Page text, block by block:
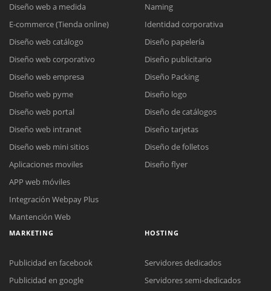
Diseño web a medida
E-commerce (Tienda online)
Diseño web catálogo
Diseño web corporativo
Diseño web empresa
Diseño web pyme
Diseño web portal
Diseño web intranet
Diseño web mini sitios
Aplicaciones moviles
APP web móviles
Integración Webpay Plus
Mantención Web
Naming
Identidad corporativa
Diseño papelería
Diseño publicitario
Diseño Packing
Diseño logo
Diseño de catálogos
Diseño tarjetas
Diseño de folletos
Diseño flyer
MARKETING
Publicidad en facebook
Publicidad en google
HOSTING
Servidores dedicados
Servidores semi-dedicados